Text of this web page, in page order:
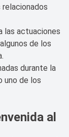
las actuaciones
de los
durante la
uno de los
al